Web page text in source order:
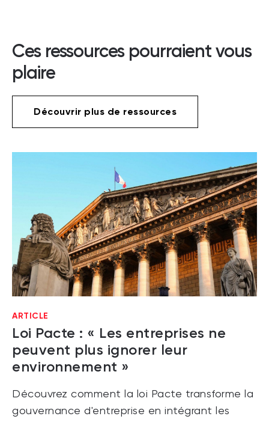
Ces ressources pourraient vous
plaire
Découvrir plus de ressources
ARTICLE
Loi Pacte : « Les entreprises ne
peuvent plus ignorer leur
environnement »
Découvrez comment la loi Pacte transforme la
gouvernance d'entreprise en intégrant les